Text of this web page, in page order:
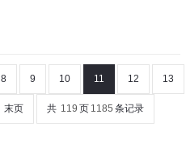
8 9 10 11 12 13
末页 共 119 页 1185 条记录